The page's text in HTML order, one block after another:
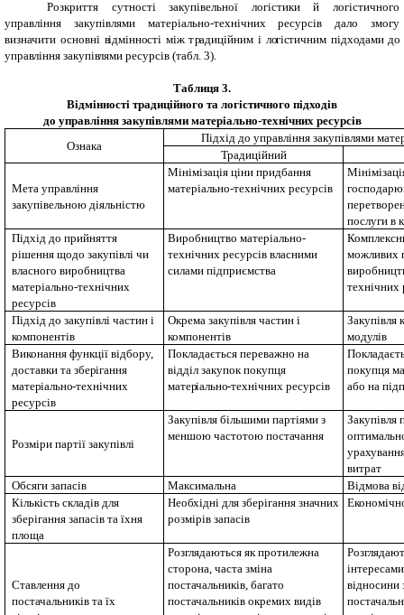
Розкриття сутності закупівельної логістики й логістичного
управління закупівлями матеріально-технічних ресурсів дало змогу
визначити основні відмінності між традиційним і логістичним підходами до
управління закупівлями ресурсів (табл. 3).
Таблиця 3.
Відмінності традиційного та логістичного підходів
до управління закупівлями матеріально-технічних ресурсів
Ознака
Підхід до управління закупівлями
Традиційний
Мета управління
закупівельною діяльністю
Мінімізація ціни придбання
матеріально-технічних ресурсів
послуги в
Підхід до прийняття
рішення щодо закупівлі чи
власного виробництва
матеріально-технічних
ресурсів
Виробництво матеріально-
технічних ресурсів власними
силами підприємства
можливих
технічних
Підхід до закупівлі частин і
компонентів
Окрема закупівля частин і
компонентів
Закупівля
модулів
Виконання функції відбору,
доставки та зберігання
матеріально-технічних
ресурсів
Покладається переважно на
відділ закупок покупця
матеріально-технічних ресурсів
покупця
або на
Розміри партії закупівлі
Закупівля більшими партіями з
меншою частотою постачання
Закупівля
витрат
Обсяги запасів
Максимальна
Відмова
Кількість складів для
зберігання запасів та їхня
площа
Необхідні для зберігання значних
розмірів запасів
Ставлення до
постачальників та їх
Розглядаються як протилежна
сторона, часта зміна
постачальників, багато
постачальників окремих видів
відносини